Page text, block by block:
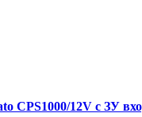
CPS1000/12V c ЗУ